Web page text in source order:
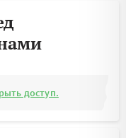
доступ.